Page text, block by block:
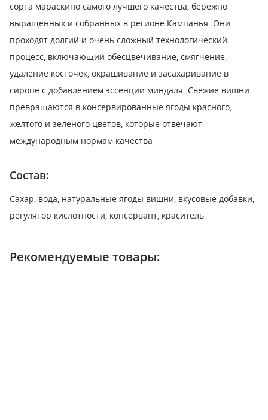
сорта мараскино самого лучшего качества, бережно
выращенных и собранных в регионе Кампанья. Они
проходят долгий и очень сложный технологический
процесс, включающий обесцвечивание, смягчение,
удаление косточек, окрашивание и засахаривание в
сиропе с добавлением эссенции миндаля. Свежие вишни
превращаются в консервированные ягоды красного,
желтого и зеленого цветов, которые отвечают
международным нормам качества
Состав:
Сахар, вода, натуральные ягоды вишни, вкусовые добавки,
регулятор кислотности, консервант, краситель
Рекомендуемые товары: